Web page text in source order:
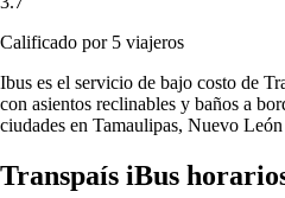
Calificado por 5 viajeros
Ibus es el servicio de bajo costo de
con asientos reclinables y baños a
ciudades en Tamaulipas, Nuevo
Transpaís iBus